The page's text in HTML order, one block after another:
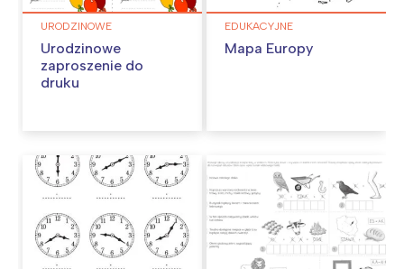
URODZINOWE
Urodzinowe
zaproszenie do
druku
EDUKACYJNE
Mapa Europy